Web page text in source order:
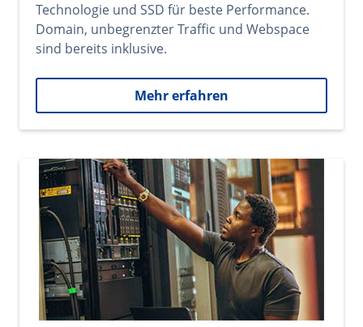
Technologie und SSD für beste Performance.
Domain, unbegrenzter Traffic und Webspace
sind bereits inklusive.
Mehr erfahren